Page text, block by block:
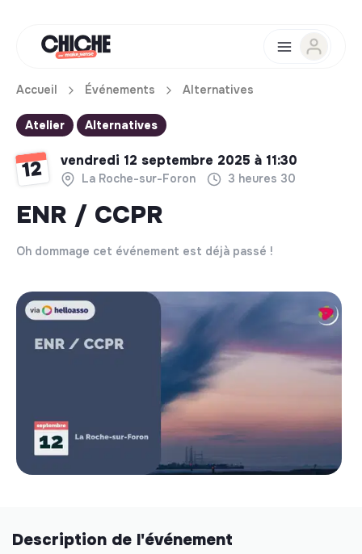
Accueil Événements Alternatives
Atelier Alternatives
12 vendredi 12 septembre 2025 à 11:30
La Roche-sur-Foron 3 heures 30
ENR / CCPR
Oh dommage cet événement est déjà passé !
Description de l'événement